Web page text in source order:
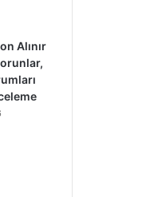
Alınır